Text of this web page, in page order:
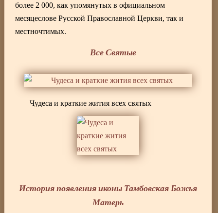
более 2 000, как упомянутых в официальном
месяцеслове Русской Православной Церкви, так и
местночтимых.
Все Святые
Чудеса и краткие жития всех святых
История появления иконы Тамбовская Божья
Матерь